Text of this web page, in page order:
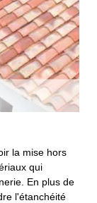
la mise hors
qui
En plus de
l'étanchéité